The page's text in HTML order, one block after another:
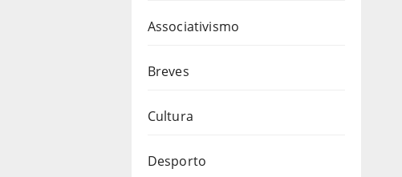
Associativismo
Breves
Cultura
Desporto